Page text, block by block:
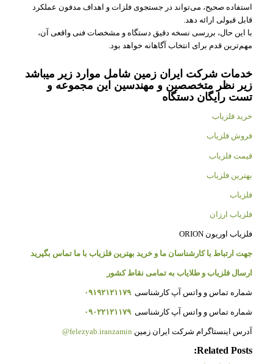
استفاده صحیح، می‌تواند در جستجوی فلزات و اهداف مدفون عملکرد
قابل قبولی ارائه دهد.
با این حال، بررسی نسخه دقیق دستگاه و مشخصات فنی واقعی آن،
مهم‌ترین قدم برای انتخاب آگاهانه خواهد بود.
خدمات شرکت ایران زمین شامل موارد زیر میباشد
زیر نظر متخصصین و مهندسین این مجموعه و
تست رایگان دستگاه
خرید فلزیاب
فروش فلزیاب
قیمت فلزیاب
بهترین فلزیاب
فلزیاب
فلزیاب ارزان
فلزیاب اوریون ORION
جهت ارتباط با کارشناسان ما و خرید بهترین فلزیاب با ما تماس بگیرید
ارسال فلزیاب و طلایاب به تمامی نقاط کشور
شماره تماس و واتس آپ کارشناسی ۰۹۱۹۲۱۲۱۱۷۹
شماره تماس و واتس آپ کارشناسی ۰۹۰۲۲۱۲۱۱۷۹
آدرس اینستاگرام شرکت ایران زمین felezyab.iranzamin@
Related Posts: